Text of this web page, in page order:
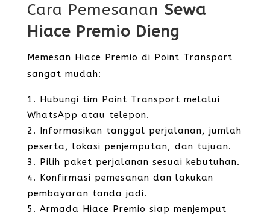
Cara Pemesanan Sewa
Hiace Premio Dieng
Memesan Hiace Premio di Point Transport
sangat mudah:
Hubungi tim Point Transport melalui
WhatsApp atau telepon.
Informasikan tanggal perjalanan, jumlah
peserta, lokasi penjemputan, dan tujuan.
Pilih paket perjalanan sesuai kebutuhan.
Konfirmasi pemesanan dan lakukan
pembayaran tanda jadi.
Armada Hiace Premio siap menjemput